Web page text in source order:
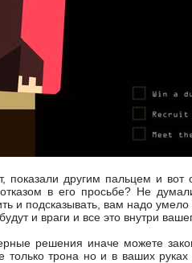
показали другим пальцем и
в его просьбе? Не
и подсказывать, вам надо
и враги и все это внутри
решения иначе можете
трона но и в ваших руках